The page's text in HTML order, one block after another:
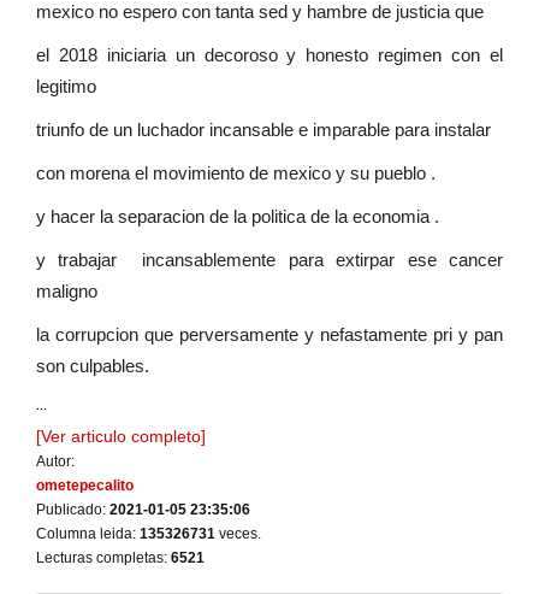
mexico no espero con tanta sed y hambre de justicia que
el 2018 iniciaria un decoroso y honesto regimen con el
legitimo
triunfo de un luchador incansable e imparable para instalar
con morena el movimiento de mexico y su pueblo .
y hacer la separacion de la politica de la economia .
y trabajar incansablemente para extirpar ese cancer
maligno
la corrupcion que perversamente y nefastamente pri y pan
son culpables.
...
[Ver articulo completo]
Autor:
ometepecalito
Publicado: 2021-01-05 23:35:06
Columna leida: 135326731 veces.
Lecturas completas: 6521